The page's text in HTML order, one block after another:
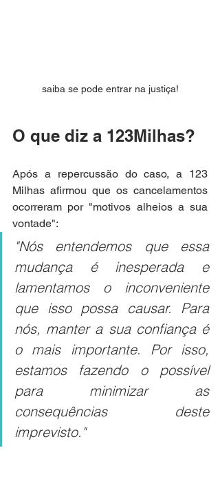
saiba se pode entrar na justiça!
O que diz a 123Milhas?
Após a repercussão do caso, a 123
Milhas afirmou que os cancelamentos
ocorreram por "motivos alheios a sua
vontade":
"Nós entendemos que essa
mudança é inesperada e
lamentamos o inconveniente
que isso possa causar. Para
nós, manter a sua confiança é
o mais importante. Por isso,
estamos fazendo o possível
para minimizar as
consequências deste
imprevisto."